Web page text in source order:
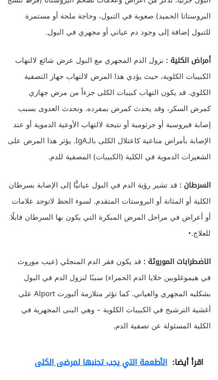
البروستاتا الحميد) صعوبة في التبول، وحاجة ملحة أو مستمرة
للتبول إضافة إلى وجود دم عياني أو مجهري في البول.
أمراض الكلية : نزول الدم المجهري مع البول عرض شائع لالتهاب
الكبيبات الكلوية، حيث يؤدي هذا المرض لالتهاب جهاز التصفية
الكلوي. قد يكون التهاب كبيبات الكلى جزءاً من مرض جهازي
كمرض السكر، وقد يحدث كمرض بمفرده. وتحدث العدوى بسبب
إصابة فيروسية أو جرثومية أو نتيجة لالتهاب الأوعية الدموية أو عند
الإصابة بأمراض مناعية كاعتلال الكلى بالـIgA. يؤثر هذا المرض على
الشعيرات الدموية في الكلية (الكبيبات) المصفية للدم.
السرطان : قد تشير رؤية الدم في البول عيانيًّا إلى الإصابة بسرطان
الكلية أو المثانة أو البروستات المتقدم. لسوء الحظ لاتوجد علامات
أو أعراض في مراحل المرض المبكرة التي يكون بها السرطان قابلًا
للعلاج.•
الاضطرابات الموروثة : قد يكون فقر الدم المنجلي (عيب موروث
في هيموغلوبين خلايا الدم الحمراء) سببًا لنزول الدم في البول
بشكليه المجهري والعياني. كما تؤثر متلازمة ألبورت Alport على
أغشية الترشيح في الكبيبات الكلوية – وهي البنى المجهرية في
الكلية المسئولة عن تصفية الدم.
اقرأ أيضا: الأطعمة التي يجب تجنبها لمرضى الكلى